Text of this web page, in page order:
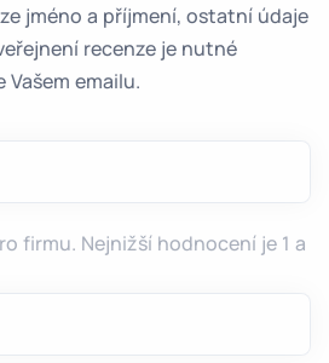
jméno a příjmení, ostatní údaje
recenze je nutné
emailu.
firmu. Nejnižší hodnocení je 1 a